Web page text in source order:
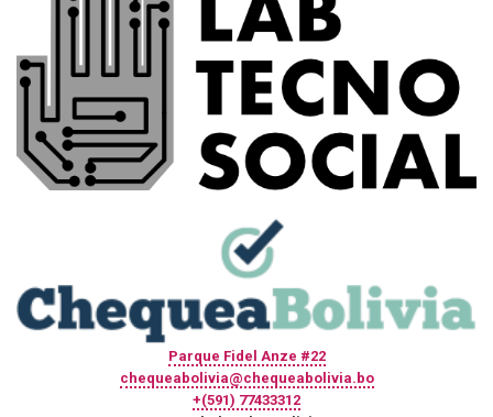
Parque Fidel Anze #22
chequeabolivia@chequeabolivia.bo
+(591) 77433312